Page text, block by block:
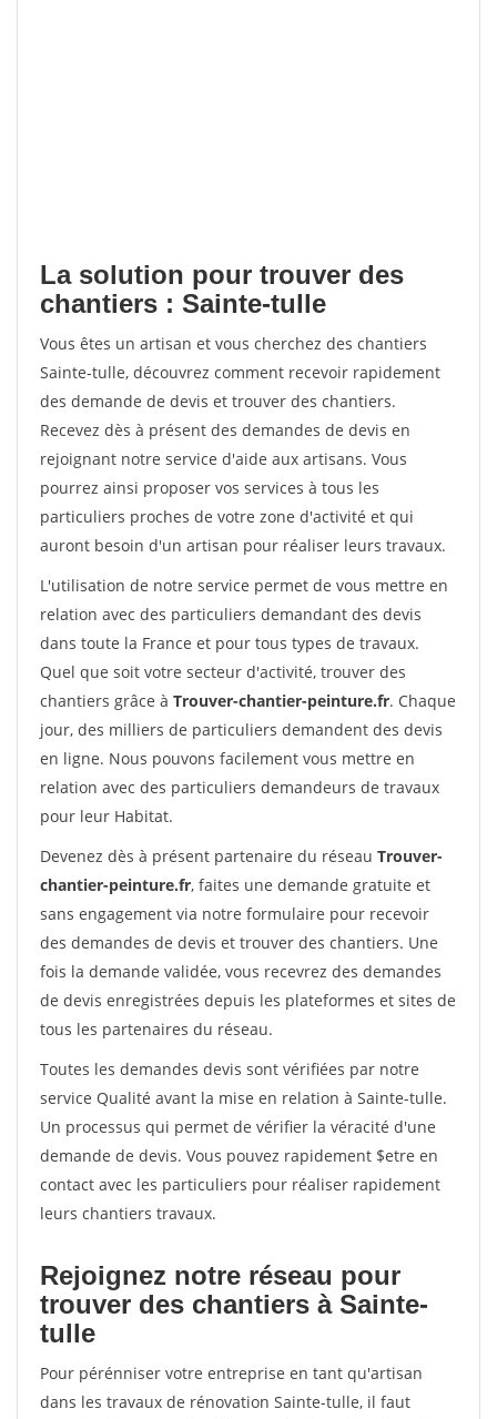
La solution pour trouver des
chantiers : Sainte-tulle
Vous êtes un artisan et vous cherchez des chantiers
Sainte-tulle, découvrez comment recevoir rapidement
des demande de devis et trouver des chantiers.
Recevez dès à présent des demandes de devis en
rejoignant notre service d'aide aux artisans. Vous
pourrez ainsi proposer vos services à tous les
particuliers proches de votre zone d'activité et qui
auront besoin d'un artisan pour réaliser leurs travaux.
L'utilisation de notre service permet de vous mettre en
relation avec des particuliers demandant des devis
dans toute la France et pour tous types de travaux.
Quel que soit votre secteur d'activité, trouver des
chantiers grâce à Trouver-chantier-peinture.fr. Chaque
jour, des milliers de particuliers demandent des devis
en ligne. Nous pouvons facilement vous mettre en
relation avec des particuliers demandeurs de travaux
pour leur Habitat.
Devenez dès à présent partenaire du réseau Trouver-
chantier-peinture.fr, faites une demande gratuite et
sans engagement via notre formulaire pour recevoir
des demandes de devis et trouver des chantiers. Une
fois la demande validée, vous recevrez des demandes
de devis enregistrées depuis les plateformes et sites de
tous les partenaires du réseau.
Toutes les demandes devis sont vérifiées par notre
service Qualité avant la mise en relation à Sainte-tulle.
Un processus qui permet de vérifier la véracité d'une
demande de devis. Vous pouvez rapidement $etre en
contact avec les particuliers pour réaliser rapidement
leurs chantiers travaux.
Rejoignez notre réseau pour
trouver des chantiers à Sainte-
tulle
Pour pérénniser votre entreprise en tant qu'artisan
dans les travaux de rénovation Sainte-tulle, il faut